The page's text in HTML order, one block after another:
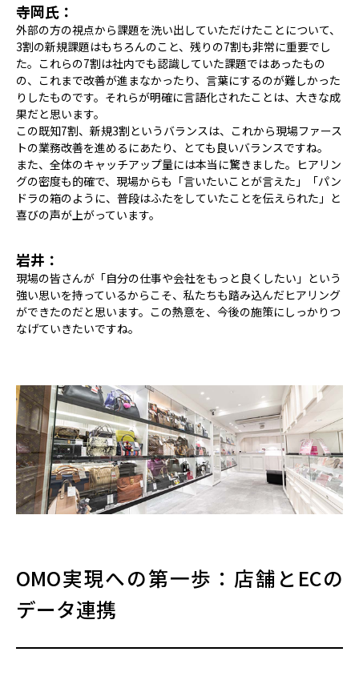
寺岡氏：
外部の方の視点から課題を洗い出していただけたことについて、
3割の新規課題はもちろんのこと、残りの7割も非常に重要でし
た。これらの7割は社内でも認識していた課題ではあったもの
の、これまで改善が進まなかったり、言葉にするのが難しかった
りしたものです。それらが明確に言語化されたことは、大きな成
果だと思います。
この既知7割、新規3割というバランスは、これから現場ファース
トの業務改善を進めるにあたり、とても良いバランスですね。
また、全体のキャッチアップ量には本当に驚きました。ヒアリン
グの密度も的確で、現場からも「言いたいことが言えた」「パン
ドラの箱のように、普段はふたをしていたことを伝えられた」と
喜びの声が上がっています。
岩井：
現場の皆さんが「自分の仕事や会社をもっと良くしたい」という
強い思いを持っているからこそ、私たちも踏み込んだヒアリング
ができたのだと思います。この熱意を、今後の施策にしっかりつ
なげていきたいですね。
OMO実現への第一歩：店舗とECの
データ連携